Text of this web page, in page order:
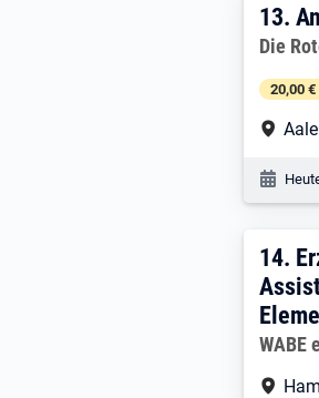
13.
13.
Die
20,00
14.
14.
WABE